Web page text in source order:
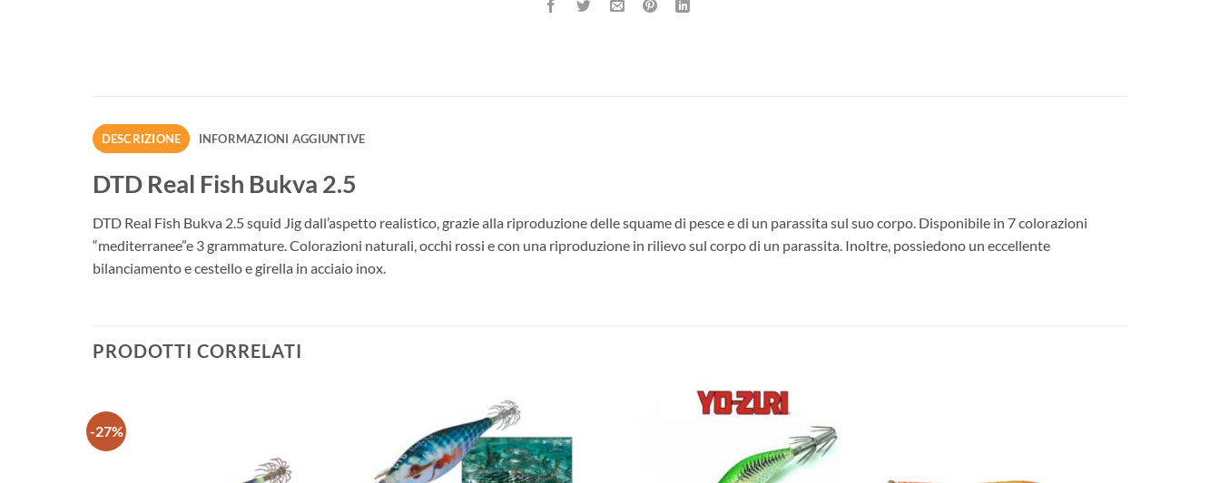
DESCRIZIONE INFORMAZIONI AGGIUNTIVE
DTD Real Fish Bukva 2.5
DTD Real Fish Bukva 2.5 squid Jig dall’aspetto realistico, grazie alla riproduzione delle squame di pesce e di un parassita sul suo corpo. Disponibile in 7 colorazioni
“mediterranee”e 3 grammature. Colorazioni naturali, occhi rossi e con una riproduzione in rilievo sul corpo di un parassita. Inoltre, possiedono un eccellente
bilanciamento e cestello e girella in acciaio inox.
PRODOTTI CORRELATI
-27%